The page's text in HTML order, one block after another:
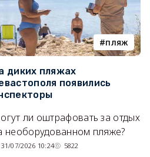
пляж
диких пляжах
появились
ли оштрафовать за отдых
необорудованном пляже?
31/07/2026 10:24 5822